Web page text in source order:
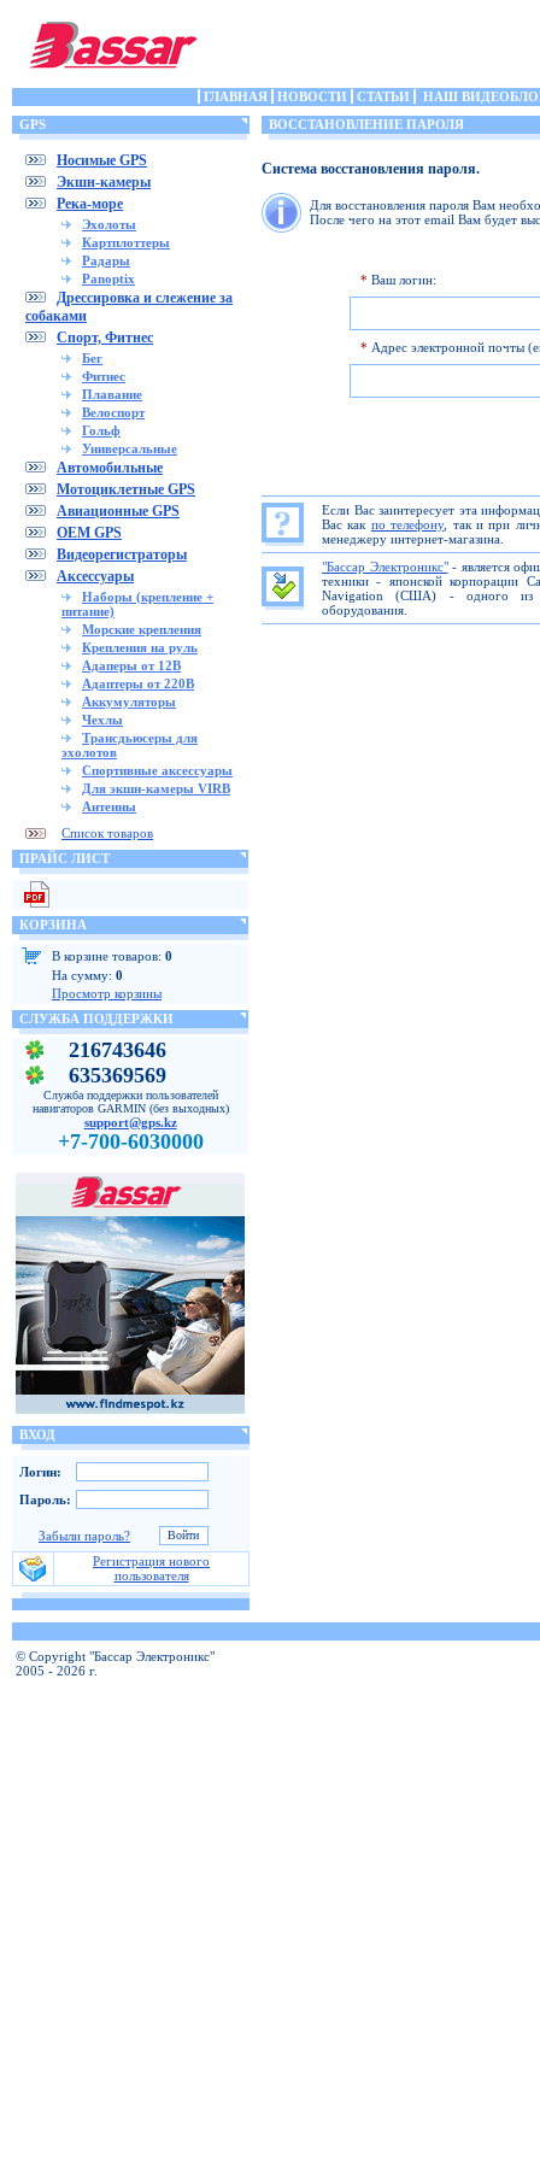
ГЛАВНАЯ НОВОСТИ СТАТЬИ
НАШ
GPS
Носимые GPS
Экшн-камеры
Река-море
Эхолоты
Картплоттеры
Радары
Panoptix
Дрессировка и слежение за
собаками
Спорт, Фитнес
Бег
Фитнес
Плавание
Велоспорт
Гольф
Универсальные
Автомобильные
Мотоциклетные GPS
Авиационные GPS
OEM GPS
Видеорегистраторы
Аксессуары
Наборы (крепление +
питание)
Морские крепления
Крепления на руль
Адаперы от 12В
Адаптеры от 220В
Аккумуляторы
Чехлы
Трансдьюсеры для
эхолотов
Спортивные аксессуары
Для экшн-камеры VIRB
Антенны
Список товаров
ПРАЙС ЛИСТ
КОРЗИНА
В корзине товаров: 0
На сумму: 0
Просмотр корзины
СЛУЖБА ПОДДЕРЖКИ
216743646
635369569
Служба поддержки пользователей
навигаторов GARMIN (без выходных)
support@gps.kz
+7-700-6030000
ВХОД
Логин:
Пароль:
Забыли пароль?
Регистрация нового
пользователя
ВОССТАНОВЛЕНИЕ ПАРОЛЯ
Система восстановления пароля.
Для восстановления пароля Вам
После чего на этот email Вам будет
* Ваш логин:
* Адрес электронной почты
Если Вас заинтересует эта
Вас как по телефону, так и при
менеджеру интернет-магазина.
"Бассар Электроникс"- является
техники - японской корпорации
Navigation (США) - одного из
оборудования.
© Copyright "Бассар Электроникс"
2005 - 2026 г.